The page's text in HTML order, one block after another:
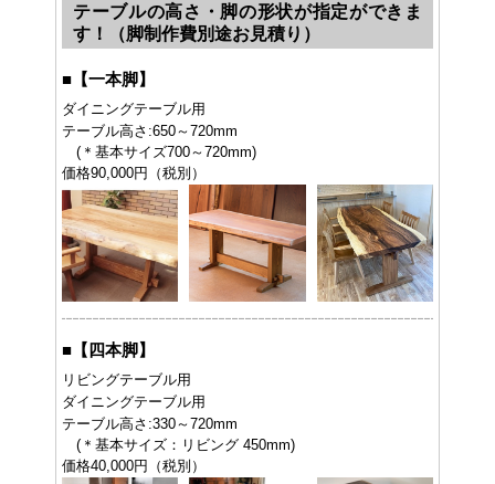
テーブルの高さ・脚の形状が指定ができま
す！（脚制作費別途お見積り）
■ 【一本脚】
ダイニングテーブル用
テーブル高さ:650～720mm
(＊基本サイズ700～720mm)
価格90,000円（税別）
■ 【四本脚】
リビングテーブル用
ダイニングテーブル用
テーブル高さ:330～720mm
(＊基本サイズ：リビング 450mm)
価格40,000円（税別）